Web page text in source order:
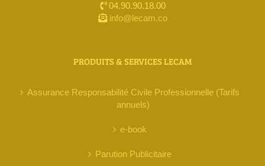
04.90.90.18.00
info@lecam.co
PRODUITS & SERVICES LECAM
Assurance Responsabilité Civile Professionnelle (Tarifs
annuels)
e-book
Parution Publicitaire